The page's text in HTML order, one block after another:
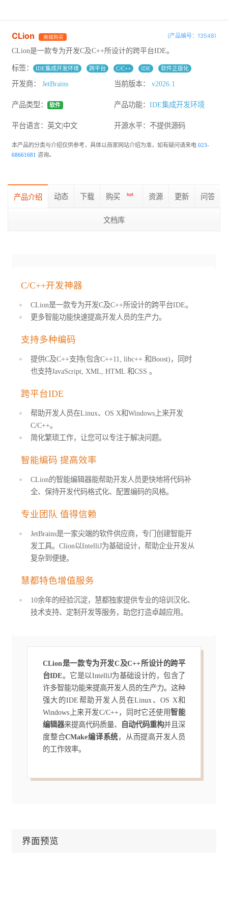
CLion 商城购买 (产品编号：13548)
CLion是一款专为开发C及C++所设计的跨平台IDE。
标签： IDE集成开发环境 跨平台 C/C++ IDE 软件正版化
开发商： JetBrains 当前版本： v2026.1
产品类型： 软件 产品功能： IDE集成开发环境
平台语言：英文|中文 开源水平： 不提供源码
本产品的分类与介绍仅供参考，具体以商家网站介绍为准，如有疑问请来电 023-
68661681 咨询。
产品介绍 动态 下载 购买 hot 资源 更新 问答
文档库
C/C++开发神器
CLion是一款专为开发C及C++所设计的跨平台IDE。
更多智能功能快速提高开发人员的生产力。
支持多种编码
提供C及C++支持(包含C++11, libc++ 和Boost)，同时
也支持JavaScript, XML, HTML 和CSS 。
跨平台IDE
帮助开发人员在Linux、OS X和Windows上来开发
C/C++。
简化繁琐工作，让您可以专注于解决问题。
智能编码 提高效率
CLion的智能编辑器能帮助开发人员更快地将代码补
全、保持开发代码格式化、配置编码的风格。
专业团队 值得信赖
JetBrains是一家尖端的软件供应商，专门创建智能开
发工具。Clion以IntelliJ为基础设计，帮助企业开发从
复杂到便捷。
慧都特色增值服务
10余年的经验沉淀，慧都独家提供专业的培训汉化、
技术支持、定制开发等服务，助您打造卓越应用。
CLion是一款专为开发C及C++所设计的跨平
台IDE。它是以IntelliJ为基础设计的，包含了
许多智能功能来提高开发人员的生产力。这种
强大的IDE帮助开发人员在Linux、OS X和
Windows上来开发C/C++，同时它还使用智能
编辑器来提高代码质量、 自动代码重构并且深
度整合CMake编译系统，从而提高开发人员
的工作效率。
界面预览